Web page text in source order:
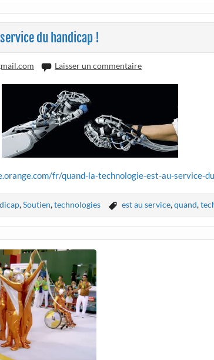
du handicap !
Laisser un commentaire
fr/quand-la-technologie-est-au-service-
,Soutien,technologies est au service,quand,